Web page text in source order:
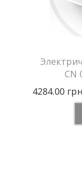
CN
4284.00